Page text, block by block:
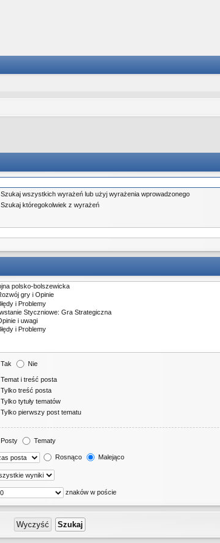
Szukaj wszystkich wyrażeń lub użyj wyrażenia wprowadzonego
Szukaj któregokolwiek z wyrażeń
Tak Nie
Temat i treść posta
Tylko treść posta
Tylko tytuły tematów
Tylko pierwszy post tematu
Posty Tematy
Rosnąco Malejąco
znaków w poście